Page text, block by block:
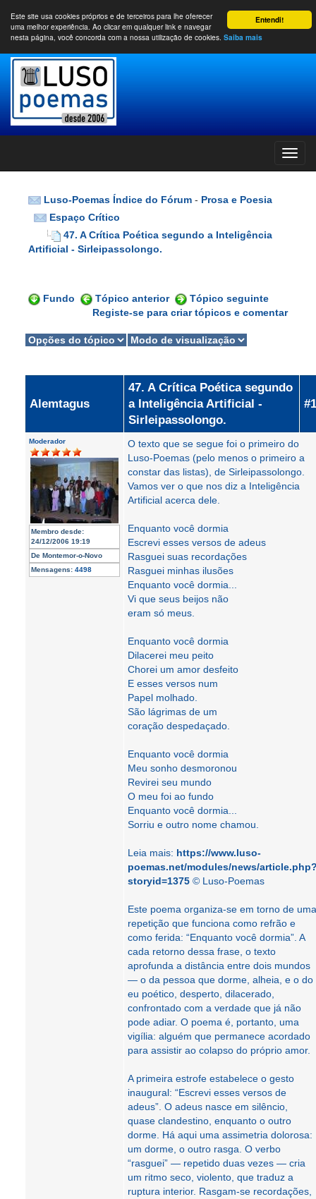
Entendi!
Este site usa cookies próprios e de terceiros para lhe oferecer
uma melhor experiência. Ao clicar em qualquer link e navegar
nesta página, você concorda com a nossa utilização de cookies. Saiba mais
Luso-Poemas Índice do Fórum - Prosa e Poesia
Espaço Crítico
47. A Crítica Poética segundo a Inteligência
Artificial - Sirleipassolongo.
Fundo Tópico anterior
Tópico seguinte
Registe-se para criar tópicos e comentar
Alemtagus
47. A Crítica Poética segundo
a Inteligência Artificial -
Sirleipassolongo.
#1
Moderador
Membro desde:
24/12/2006 19:19
De Montemor-o-Novo
Mensagens: 4498
O texto que se segue foi o primeiro do
Luso-Poemas (pelo menos o primeiro a
constar das listas), de Sirleipassolongo.
Vamos ver o que nos diz a Inteligência
Artificial acerca dele.
Enquanto você dormia
Escrevi esses versos de adeus
Rasguei suas recordações
Rasguei minhas ilusões
Enquanto você dormia...
Vi que seus beijos não
eram só meus.
Enquanto você dormia
Dilacerei meu peito
Chorei um amor desfeito
E esses versos num
Papel molhado.
São lágrimas de um
coração despedaçado.
Enquanto você dormia
Meu sonho desmoronou
Revirei seu mundo
O meu foi ao fundo
Enquanto você dormia...
Sorriu e outro nome chamou.
Leia mais: https://www.luso-
poemas.net/modules/news/
storyid=1375 © Luso-Poemas
Este poema organiza‑se em torno de uma
repetição que funciona como refrão e
como ferida: “Enquanto você dormia”. A
cada retorno dessa frase, o texto
aprofunda a distância entre dois mundos
— o da pessoa que dorme, alheia, e o do
eu poético, desperto, dilacerado,
confrontado com a verdade que já não
pode adiar. O poema é, portanto, uma
vigília: alguém que permanece acordado
para assistir ao colapso do próprio amor.
A primeira estrofe estabelece o gesto
inaugural: “Escrevi esses versos de
adeus”. O adeus nasce em silêncio,
quase clandestino, enquanto o outro
dorme. Há aqui uma assimetria dolorosa:
um dorme, o outro rasga. O verbo
“rasguei” — repetido duas vezes — cria
um ritmo seco, violento, que traduz a
ruptura interior. Rasgam‑se recordações,